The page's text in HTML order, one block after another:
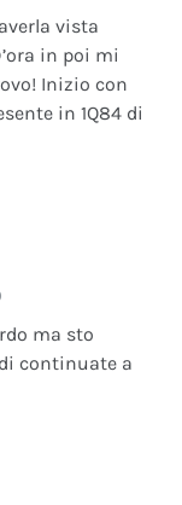
vista
in poi mi
Inizio con
in 1Q84 di
ma sto
continuate a